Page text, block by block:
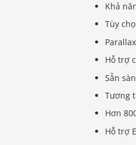
Khả
Tùy
Hỗ trợ
Sẵn
Tương
Hơn
Hỗ trợ